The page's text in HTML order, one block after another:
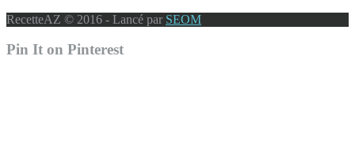
RecetteAZ © 2016 - Lancé par SEOM
Pin It on Pinterest